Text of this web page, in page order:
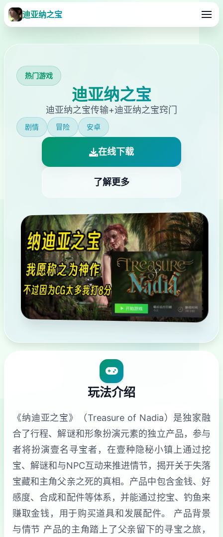
迪亚纳之宝
热门游戏
迪亚纳之宝
迪亚纳之宝传输+迪亚纳之宝窍门
剧情 冒险 安卓
在线下载
了解更多
玩法介绍
《纳迪亚之宝》（Treasure of Nadia）是独家融
合了行程、解谜和形象扮演元素的独立产品，参与
者将扮演壹名寻宝者，在壹种隐秘小镇上通过挖
宝、解谜和与NPC互动来推进情节，揭开关于失落
宝藏和主角父亲之死的真相。产品中包含金钱、好
感度、合成和配件等体系，并能通过挖宝、钓鱼来
赚取金钱，用于购买道具和发展配件。 产品背景
与情节 产品的主角踏上了父亲留下的寻宝之旅，